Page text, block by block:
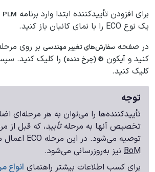
برای افزودن تأییدکننده ابتدا وارد برنامه PLM
یک نوع ECO را با نمای کانبان باز کنید.
در صفحه سفارش‌های تغییر مهندسی بر روی
کنید و آیکون ⚙️ (چرخ دنده) را کلیک کنید.
کلیک کنید.
توجه
تأییدکننده‌ها را می‌توان به هر مرحله‌ای
تخصیص آنها به مرحلهتأیید، که قبل از
توصیه می‌شود. در این مرحله ECO اعمال می‌شود و نسخه
BoM نیز به‌روزرسانی می‌شود.
برای کسب اطلاعات بیشتر راهنمای انواع